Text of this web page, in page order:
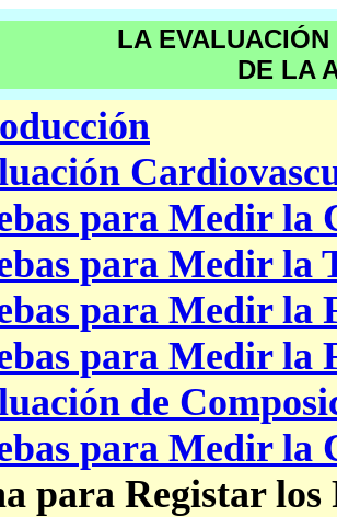
LA
DE LA
para Medir la
para Medir la
para Medir la
para Medir la
de
para Medir la
para Registar los